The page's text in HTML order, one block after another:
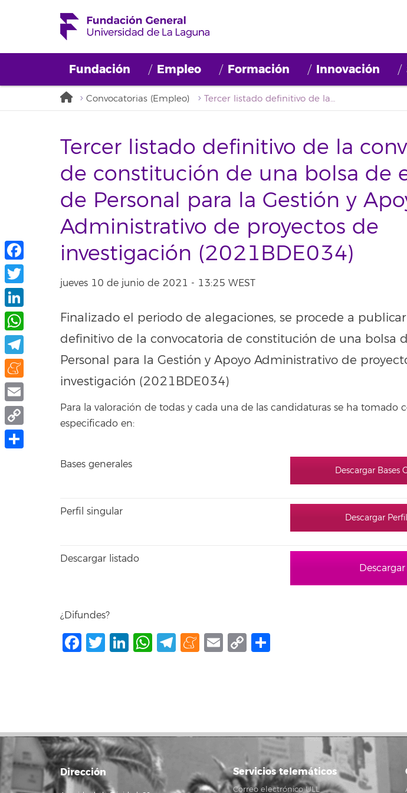
Fundación Empleo Formación Innovación
Convocatorias (Empleo) Tercer listado definitivo de la convocatoria de constitución de una bolsa de empleo de Personal para la Gestión y Apoyo Administrativo de proyectos de investigación (2021BDE034)
Tercer listado definitivo de la
de constitución de una bolsa de
de Personal para la Gestión y
Administrativo de proyectos de
investigación (2021BDE034)
jueves 10 de junio de 2021 - 13:25 WEST
Finalizado el periodo de alegaciones, se procede a
definitivo de la convocatoria de constitución de una bolsa
Personal para la Gestión y Apoyo Administrativo de
investigación (2021BDE034)
Para la valoración de todas y cada una de las candidaturas se ha tomado
especificado en:
Bases generales
Descargar Bases
Perfil singular
Descargar
Descargar listado
¿Difundes?
Facebook
Twitter
LinkedIn
WhatsApp
Telegram
Meneame
Email
Copy
Dirección Servicios telemáticos
Correo electrónico ULL
Facebook
Twitter
LinkedIn
WhatsApp
Telegram
Meneame
Email
Copy